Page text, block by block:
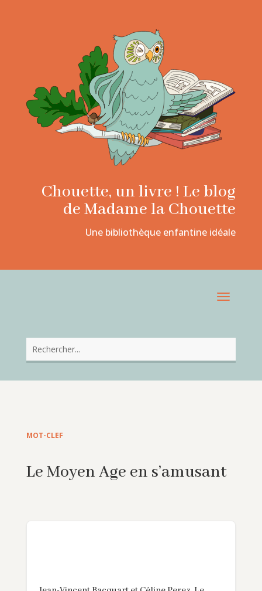
Chouette, un livre ! Le blog
de Madame la Chouette
Une bibliothèque enfantine idéale
MOT-CLEF
Le Moyen Age en s’amusant